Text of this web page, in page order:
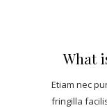
What
Etiam nec
fringilla